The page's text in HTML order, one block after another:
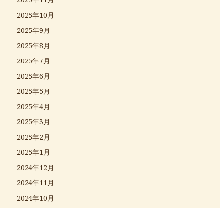
2025年10月
2025年9月
2025年8月
2025年7月
2025年6月
2025年5月
2025年4月
2025年3月
2025年2月
2025年1月
2024年12月
2024年11月
2024年10月